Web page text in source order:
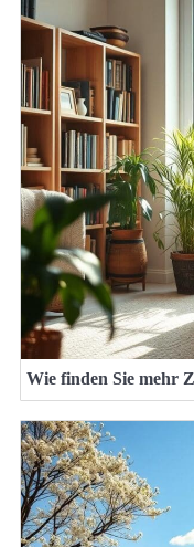
Wie finden Sie mehr